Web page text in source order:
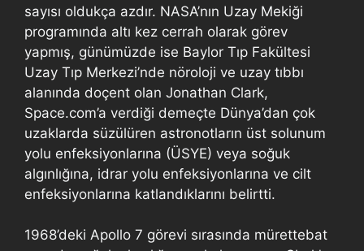
sayısı oldukça azdır. NASA’nın Uzay Mekiği
programında altı kez cerrah olarak görev
yapmış, günümüzde ise Baylor Tıp Fakültesi
Uzay Tıp Merkezi’nde nöroloji ve uzay tıbbı
alanında doçent olan Jonathan Clark,
Space.com’a verdiği demeçte Dünya’dan çok
uzaklarda süzülüren astronotların üst solunum
yolu enfeksiyonlarına (ÜSYE) veya soğuk
algınlığına, idrar yolu enfeksiyonlarına ve cilt
enfeksiyonlarına katlandıklarını belirtti.
1968’deki Apollo 7 görevi sırasında mürettebat